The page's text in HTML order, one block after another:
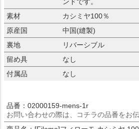
素材
カシミヤ100％
原産国
中国(縫製)
裏地
リバーシブル
留め具
なし
付属品
なし
品番：02000159-mens-1r
お問い合わせの際は、コチラの品番をお